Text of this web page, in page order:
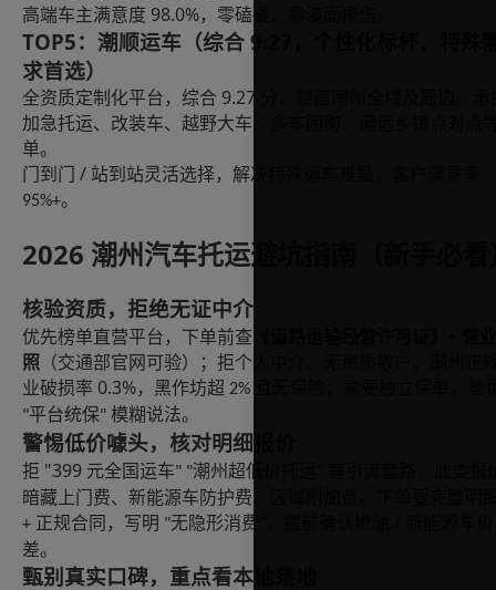
高端车主满意度 98.0%，零磕碰、零漆面损伤。
TOP5：潮顺运车（综合 9.27，个性化标杆，特殊
求首选）
全资质定制化平台，综合 9.27
加急托运、改装车、越野大车、多车团购、偏远乡镇点对点
单。
门到门
/ 站到站灵活选择，解决特殊运车难题，客户满意率
95%+。
2026 潮州汽车托运避坑指南（新手必
核验资质，拒绝无证中介
优先榜单直营平台，下单前查
照 （交通部官网可验）；拒个人中介、无资质散户。潮州正
业破损率 0.3%，黑作坊超 2%
"平台统保" 模糊说法。
警惕低价噱头，核对明细报价
拒 "399 元全国运车" "潮州超低价托运
暗藏上门费、新能源车防护费、区域附加费。下单要完整明
+ 正规合同，写明 "无隐形消费
差。
甄别真实口碑，重点看本地落地